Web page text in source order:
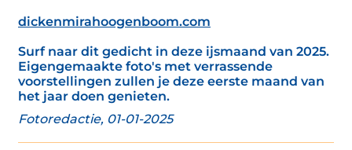
dickenmirahoogenboom.com
Surf naar dit gedicht in deze ijsmaand van 2025.
Eigengemaakte foto's met verrassende
voorstellingen zullen je deze eerste maand van
het jaar doen genieten.
Fotoredactie, 01-01-2025